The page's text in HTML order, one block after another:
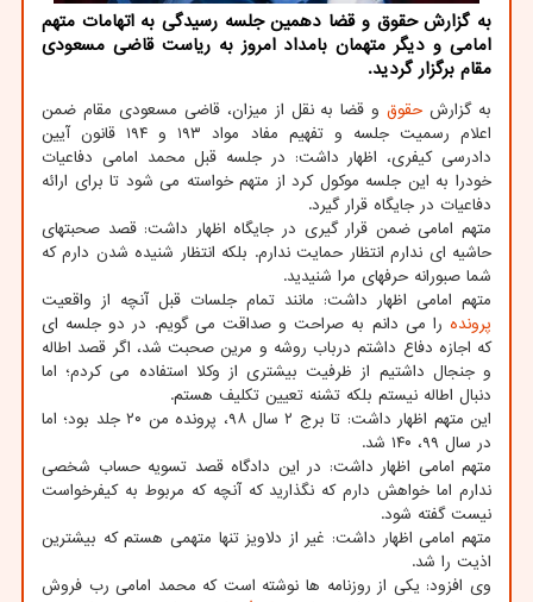
به گزارش حقوق و قضا دهمین جلسه رسیدگی به اتهامات متهم
امامی و دیگر متهمان بامداد امروز به ریاست قاضی مسعودی
مقام برگزار گردید.
به گزارش حقوقو قضا به نقل از میزان، قاضی مسعودی مقام ضمن
اعلام رسمیت جلسه و تفهیم مفاد مواد ۱۹۳ و ۱۹۴ قانون آیین
دادرسی کیفری، اظهار داشت: در جلسه قبل محمد امامی دفاعیات
خودرا به این جلسه موکول کرد از متهم خواسته می شود تا برای ارائه
دفاعیات در جایگاه قرار گیرد.
متهم امامی ضمن قرار گیری در جایگاه اظهار داشت: قصد صحبتهای
حاشیه ای ندارم انتظار حمایت ندارم. بلکه انتظار شنیده شدن دارم که
شما صبورانه حرفهای مرا شنیدید.
متهم امامی اظهار داشت: مانند تمام جلسات قبل آنچه از واقعیت
پرونده را می دانم به صراحت و صداقت می گویم. در دو جلسه ای
که اجازه دفاع داشتم درباب روشه و مرین صحبت شد، اگر قصد اطاله
و جنجال داشتیم از ظرفیت بیشتری از وکلا استفاده می کردم؛ اما
دنبال اطاله نیستم بلکه تشنه تعیین تکلیف هستم.
این متهم اظهار داشت: تا برج ۲ سال ۹۸، پرونده من ۲۰ جلد بود؛ اما
در سال ۹۹، ۱۴۰ شد.
متهم امامی اظهار داشت: در این دادگاه قصد تسویه حساب شخصی
ندارم اما خواهش دارم که نگذارید که آنچه که مربوط به کیفرخواست
نیست گفته شود.
متهم امامی اظهار داشت: غیر از دلاویز تنها متهمی هستم که بیشترین
اذیت را شد.
وی افزود: یکی از روزنامه ها نوشته است که محمد امامی رب فروش